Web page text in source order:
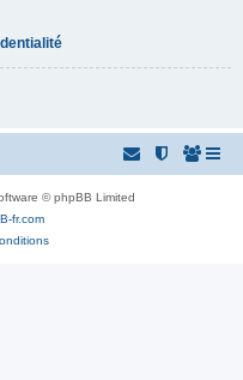
© phpBB Limited
fr.com